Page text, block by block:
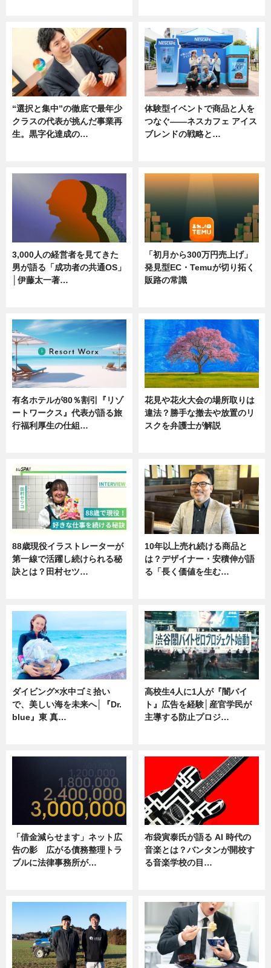
“選択と集中”の徹底で最年少
クラスの代表が挑んだ事業再
生。黒字化達成の…
体験型イベントで商品と人を
つなぐ――ネスカフェ アイス
ブレンドの戦略と…
3,000人の経営者を見てきた
男が語る「成功者の共通OS」
│伊藤太一著…
「初月から300万円売上げ」
発見型EC・Temuが切り拓く
販路の常識
有名ホテルが80％割引『リゾ
ートワークス』代表が語る旅
行福利厚生の仕組…
花見や花火大会の場所取りは
違法？勝手な撤去や放置のリ
スクを弁護士が解説
88歳現役イラストレーターが
第一線で活躍し続けられる秘
訣とは？田村セツ…
10年以上売れ続ける商品と
は？デザイナー・安積伸が語
る「長く価値を生む…
ダイビング×水中ゴミ拾い
で、美しい海を未来へ│『Dr.
blue』東 真…
高校生4人に1人が『闇バイ
ト』広告を経験│産官学民が
主導する防止プロジ…
「借金減らせます」ネット広
告の影 広がる債務整理トラ
ブルに法律事務所が…
布袋寅泰氏が語る AI 時代の
音楽とは？バンタンが開校す
る音楽学校の目…